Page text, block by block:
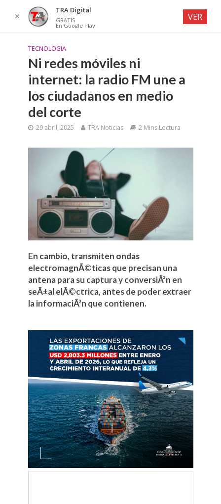
TECNOLOGIA
Ni redes móviles ni
internet: la radio FM une a
los ciudadanos en medio
del corte
29 abril, 2025 TRA Noticias 2 Mins Lectura
En cambio, transmiten ondas
electromagnÃ©ticas que precisan una
antena para su captura y conversiÃ³n en
seÃ±al elÃ©ctrica, antes de poder extraer
la informaciÃ³n que contienen.
✕
TRA Digital
GRATIS
En Google Play
VER